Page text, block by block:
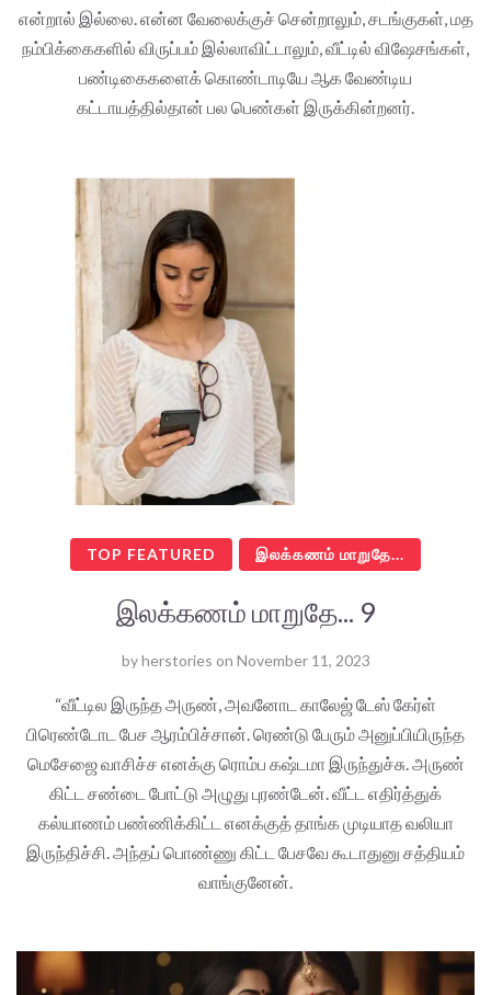
என்றால் இல்லை. என்ன வேலைக்குச் சென்றாலும், சடங்குகள், மத
நம்பிக்கைகளில் விருப்பம் இல்லாவிட்டாலும், வீட்டில் விஷேசங்கள்,
பண்டிகைகளைக் கொண்டாடியே ஆக வேண்டிய
கட்டாயத்தில்தான் பல பெண்கள் இருக்கின்றனர்.
TOP FEATURED இலக்கணம் மாறுதே...
இலக்கணம் மாறுதே... 9
byherstories on November 11, 2023
“வீட்டில இருந்த அருண், அவனோட காலேஜ் டேஸ் கேர்ள்
பிரெண்டோட பேச ஆரம்பிச்சான். ரெண்டு பேரும் அனுப்பியிருந்த
மெசேஜை வாசிச்ச எனக்கு ரொம்ப கஷ்டமா இருந்துச்சு. அருண்
கிட்ட சண்டை போட்டு அழுது புரண்டேன். வீட்ட எதிர்த்துக்
கல்யாணம் பண்ணிக்கிட்ட எனக்குத் தாங்க முடியாத வலியா
இருந்திச்சி. அந்தப் பொண்ணு கிட்ட பேசவே கூடாதுனு சத்தியம்
வாங்குனேன்.